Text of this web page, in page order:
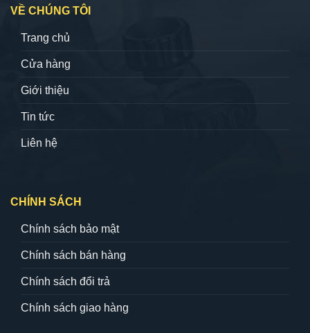
VỀ CHÚNG TÔI
Trang chủ
Cửa hàng
Giới thiệu
Tin tức
Liên hệ
CHÍNH SÁCH
Chính sách bảo mật
Chính sách bán hàng
Chính sách đổi trả
Chính sách giao hàng